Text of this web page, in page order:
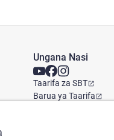
Ungana Nasi
Taarifa za SBT
Barua ya Taarifa